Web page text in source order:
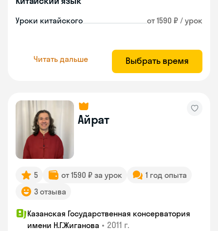
Уроки китайского от 1590 ₽ / урок
Читать дальше Выбрать время
Айрат
5 от 1590 ₽ за урок
1 год опыта
3 отзыва
Казанская Государственная консерватория
имени Н.Г.Жиганова • 2011 г.